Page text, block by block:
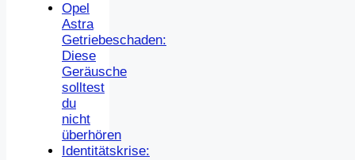
Opel
Astra
Getriebeschaden:
Diese
Geräusche
solltest
du
nicht
überhören
Identitätskrise: